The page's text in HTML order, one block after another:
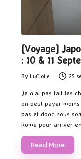
[Voyage]
: 10 & 11
Posted
by
By LuCioLe 25
Je n'ai pas fait les
on peut payer
pas et donc nous
Rome pour arriver
Read More